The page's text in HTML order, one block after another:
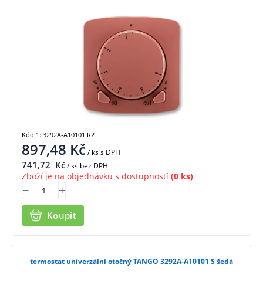
897,48 Kč/ kss DPH
741,72 Kč/ ks bez DPH
Zboží je na objednávku s dostupností (0 ks)
Koupit
Kód 1: 3292A-A10101 R2
termostat univerzální otočný TANGO 3292A-A10101 S šedá